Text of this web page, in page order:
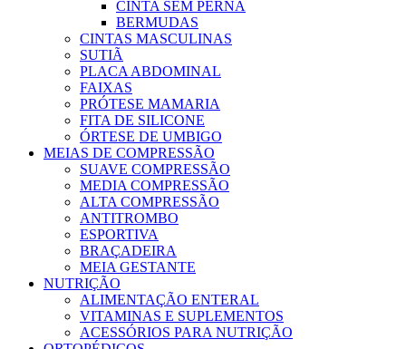
CINTA SEM PERNA
BERMUDAS
CINTAS MASCULINAS
SUTIÃ
PLACA ABDOMINAL
FAIXAS
PRÓTESE MAMARIA
FITA DE SILICONE
ÓRTESE DE UMBIGO
MEIAS DE COMPRESSÃO
SUAVE COMPRESSÃO
MEDIA COMPRESSÃO
ALTA COMPRESSÃO
ANTITROMBO
ESPORTIVA
BRAÇADEIRA
MEIA GESTANTE
NUTRIÇÃO
ALIMENTAÇÃO ENTERAL
VITAMINAS E SUPLEMENTOS
ACESSÓRIOS PARA NUTRIÇÃO